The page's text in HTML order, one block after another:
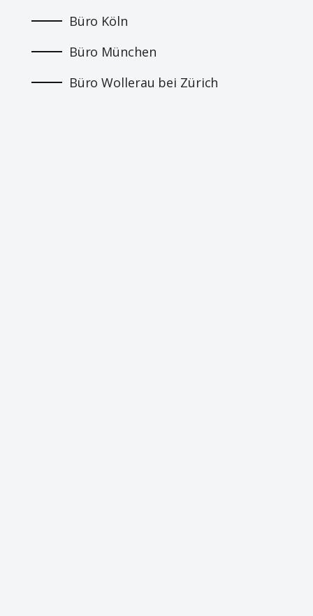
Büro Köln
Büro München
Büro Wollerau bei Zürich